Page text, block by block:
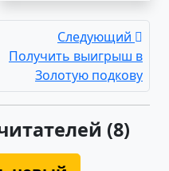
Следующий
Получить выигрыш в
Золотую подкову
(8)